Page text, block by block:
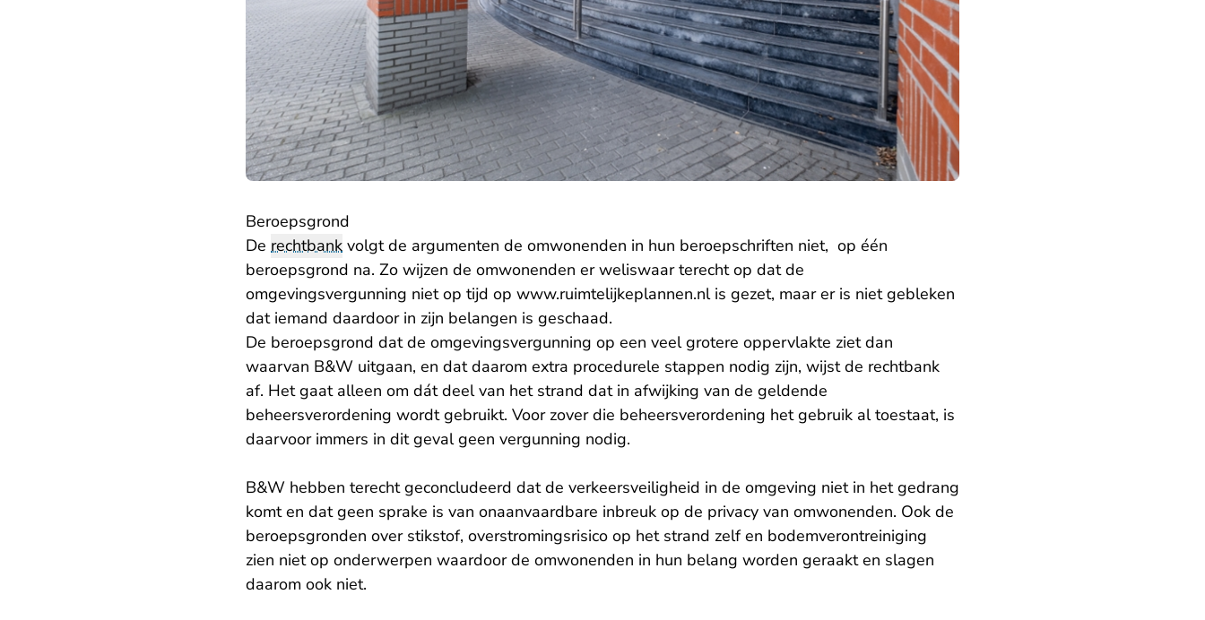
Beroepsgrond
De rechtbank volgt de argumenten de omwonenden in hun beroepschriften niet, op één
beroepsgrond na. Zo wijzen de omwonenden er weliswaar terecht op dat de
omgevingsvergunning niet op tijd op www.ruimtelijkeplannen.nl is gezet, maar er is niet gebleken
dat iemand daardoor in zijn belangen is geschaad.
De beroepsgrond dat de omgevingsvergunning op een veel grotere oppervlakte ziet dan
waarvan B&W uitgaan, en dat daarom extra procedurele stappen nodig zijn, wijst de rechtbank
af. Het gaat alleen om dát deel van het strand dat in afwijking van de geldende
beheersverordening wordt gebruikt. Voor zover die beheersverordening het gebruik al toestaat, is
daarvoor immers in dit geval geen vergunning nodig.
B&W hebben terecht geconcludeerd dat de verkeersveiligheid in de omgeving niet in het gedrang
komt en dat geen sprake is van onaanvaardbare inbreuk op de privacy van omwonenden. Ook de
beroepsgronden over stikstof, overstromingsrisico op het strand zelf en bodemverontreiniging
zien niet op onderwerpen waardoor de omwonenden in hun belang worden geraakt en slagen
daarom ook niet.